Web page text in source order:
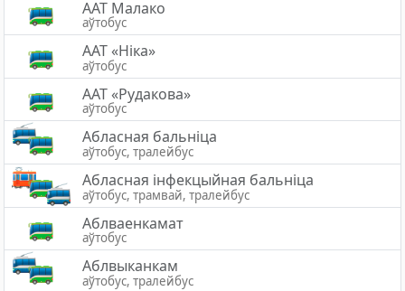
ААТ Малако
аўтобус
ААТ «Ніка»
аўтобус
ААТ «Рудакова»
аўтобус
Абласная бальніца
аўтобус, тралейбус
Абласная інфекцыйная бальніца
аўтобус, трамвай, тралейбус
Аблваенкамат
аўтобус
Аблвыканкам
аўтобус, тралейбус